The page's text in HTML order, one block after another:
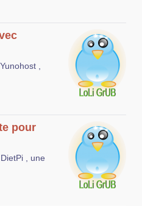
,
pour
, une